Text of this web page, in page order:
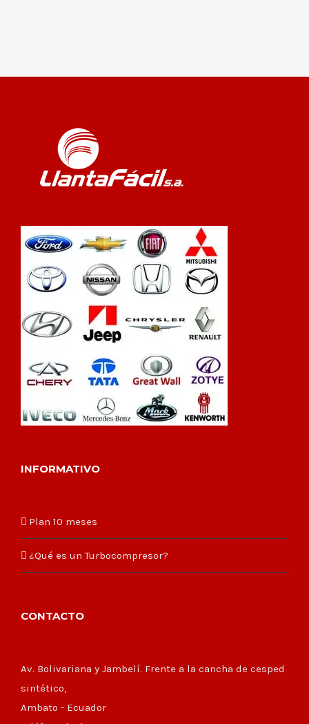
INFORMATIVO
Plan 10 meses
¿Qué es un Turbocompresor?
CONTACTO
Av. Bolivariana y Jambelí. Frente a la cancha de cesped
sintético,
Ambato - Ecuador